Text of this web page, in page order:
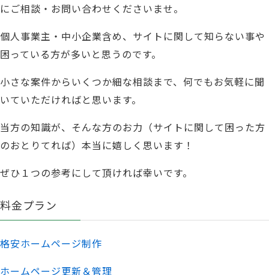
にご相談・お問い合わせくださいませ。
個人事業主・中小企業含め、サイトに関して知らない事や
困っている方が多いと 思うのです。
小さな案件からいくつか細な相談まで、何でもお気軽に聞
いていただければと思います。
当方の知識が、そんな方のお力（サイトに関して困った方
のおとりてれば）本当に嬉しく思います！
ぜひ１つの参考にして頂ければ幸いです。
料金プラン
格安ホームページ制作
ホームページ更新＆管理